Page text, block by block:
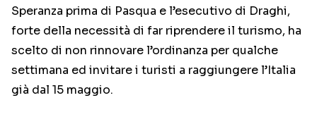
Speranza prima di Pasqua e l’esecutivo di Draghi,
forte della necessità di far riprendere il turismo, ha
scelto di non rinnovare l’ordinanza per qualche
settimana ed invitare i turisti a raggiungere l’Italia
già dal 15 maggio.